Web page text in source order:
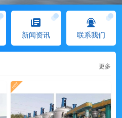
新闻资讯 联系我们
更多